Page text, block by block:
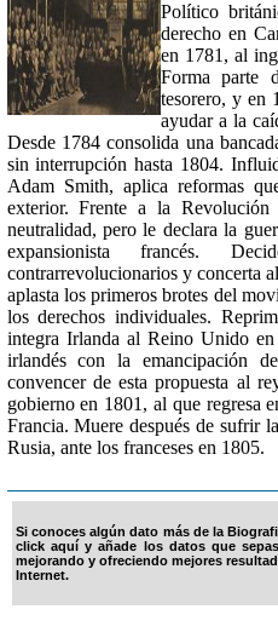
Político
derecho en
en 1781, al
Forma parte
tesorero, y en
ayudar a la
Desde 1784 consolida una
sin interrupción hasta 1804.
Adam Smith, aplica reformas
exterior. Frente a la Revolución
neutralidad, pero le declara la
expansionista francés.
contrarrevolucionarios y concerta
aplasta los primeros brotes del
los derechos individuales.
integra Irlanda al Reino Unido
irlandés con la emancipación
convencer de esta propuesta al
gobierno en 1801, al que regresa
Francia. Muere después de sufrir
Rusia, ante los franceses en 1805.
Si conoces algún dato más de la
click aquí y añade los datos que
mejorando y ofreciendo mejores
Internet.